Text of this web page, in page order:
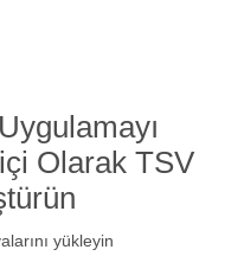
Olarak TSV
yükleyin